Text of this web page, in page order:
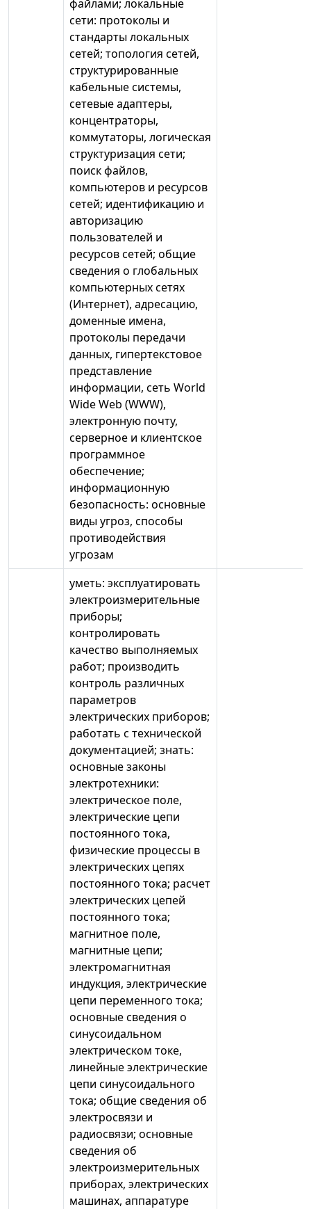
файлами; локальные
сети: протоколы и
стандарты локальных
сетей; топология сетей,
структурированные
кабельные системы,
сетевые адаптеры,
концентраторы,
коммутаторы, логическая
структуризация сети;
поиск файлов,
компьютеров и ресурсов
сетей; идентификацию и
авторизацию
пользователей и
ресурсов сетей; общие
сведения о глобальных
компьютерных сетях
(Интернет), адресацию,
доменные имена,
протоколы передачи
данных, гипертекстовое
представление
информации, сеть World
Wide Web (WWW),
электронную почту,
серверное и клиентское
программное
обеспечение;
информационную
безопасность: основные
виды угроз, способы
противодействия
угрозам
уметь: эксплуатировать
электроизмерительные
приборы;
контролировать
качество выполняемых
работ; производить
контроль различных
параметров
электрических приборов;
работать с технической
документацией; знать:
основные законы
электротехники:
электрическое поле,
электрические цепи
постоянного тока,
физические процессы в
электрических цепях
постоянного тока; расчет
электрических цепей
постоянного тока;
магнитное поле,
магнитные цепи;
электромагнитная
индукция, электрические
цепи переменного тока;
основные сведения о
синусоидальном
электрическом токе,
линейные электрические
цепи синусоидального
тока; общие сведения об
электросвязи и
радиосвязи; основные
сведения об
электроизмерительных
приборах, электрических
машинах, аппаратуре